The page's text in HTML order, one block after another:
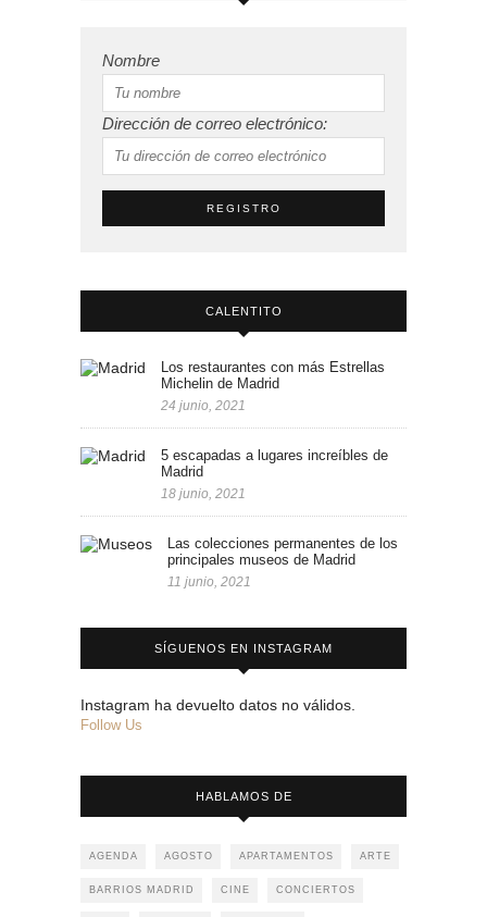
Nombre
Dirección de correo electrónico:
CALENTITO
Los restaurantes con más Estrellas
Michelin de Madrid
24 junio, 2021
5 escapadas a lugares increíbles de
Madrid
18 junio, 2021
Las colecciones permanentes de los
principales museos de Madrid
11 junio, 2021
SÍGUENOS EN INSTAGRAM
Instagram ha devuelto datos no válidos.
Follow Us
HABLAMOS DE
AGENDA AGOSTO APARTAMENTOS ARTE
BARRIOS MADRID CINE CONCIERTOS